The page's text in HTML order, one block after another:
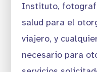
Instituto,
salud para el
viajero, y
necesario para